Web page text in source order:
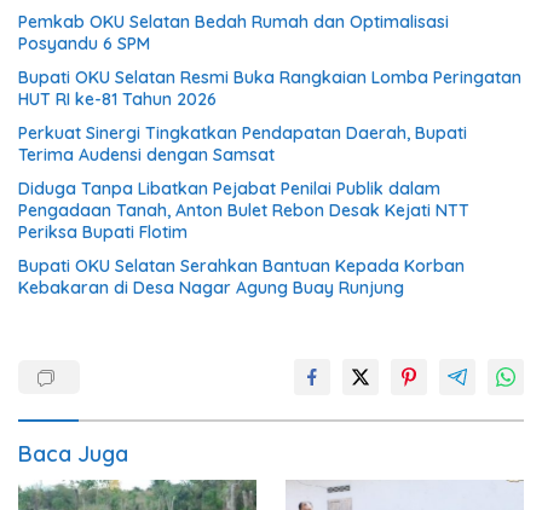
Pemkab OKU Selatan Bedah Rumah dan Optimalisasi
Posyandu 6 SPM
Bupati OKU Selatan Resmi Buka Rangkaian Lomba Peringatan
HUT RI ke-81 Tahun 2026
Perkuat Sinergi Tingkatkan Pendapatan Daerah, Bupati
Terima Audensi dengan Samsat
Diduga Tanpa Libatkan Pejabat Penilai Publik dalam
Pengadaan Tanah, Anton Bulet Rebon Desak Kejati NTT
Periksa Bupati Flotim
Bupati OKU Selatan Serahkan Bantuan Kepada Korban
Kebakaran di Desa Nagar Agung Buay Runjung
Baca Juga